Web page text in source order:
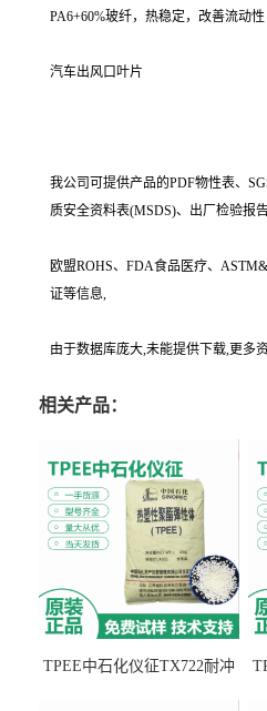
PA6+60%玻纤，热稳定，改善流动性
汽车出风口叶片
我公司可提供产品的PDF物性表、
质安全资料表(MSDS)、出厂检验报告
欧盟ROHS、FDA食品医疗、
证等信息,
由于数据库庞大,未能提供下载,更多
相关产品：
TPEE中石化仪征TX722耐冲